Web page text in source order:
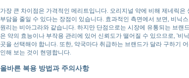
가장 큰 차이점은 가격적인 메리트입니다. 오리지널 약에 비해 제네릭
부담을 줄일 수 있다는 장점이 있습니다. 효과적인 측면에서 보면, 비닉
원리는 비아그라와 같습니다. 하지만 단점으로는 시장에 유통되는 브랜
은 약의 효능이나 부작용 관리에 있어 신뢰도가 떨어질 수 있으므로, '비
곳을 선택해야 합니다. 또한, 약국마다 취급하는 브랜드가 달라 구하기
인해 보는 것이 현명합니다.
올바른 복용 방법과 주의사항